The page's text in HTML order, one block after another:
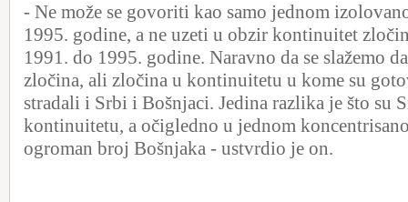
- Ne može se govoriti kao samo jednom
1995. godine, a ne uzeti u obzir kontinuitet
1991. do 1995. godine. Naravno da se slažemo
zločina, ali zločina u kontinuitetu u kome su
stradali i Srbi i Bošnjaci. Jedina razlika je što su
kontinuitetu, a očigledno u jednom
ogroman broj Bošnjaka - ustvrdio je on.